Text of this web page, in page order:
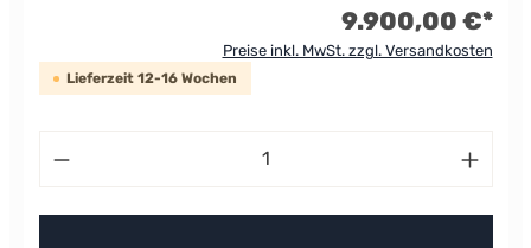
9.900,00 €*
Preise inkl. MwSt. zzgl. Versandkosten
Lieferzeit 12-16 Wochen
Produkt Anzahl: Gib den gewünschten Wert